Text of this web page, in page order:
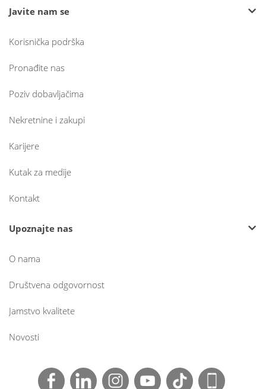
Javite nam se
Korisnička podrška
Pronađite nas
Poziv dobavljačima
Nekretnine i zakupi
Karijere
Kutak za medije
Kontakt
Upoznajte nas
O nama
Društvena odgovornost
Jamstvo kvalitete
Novosti